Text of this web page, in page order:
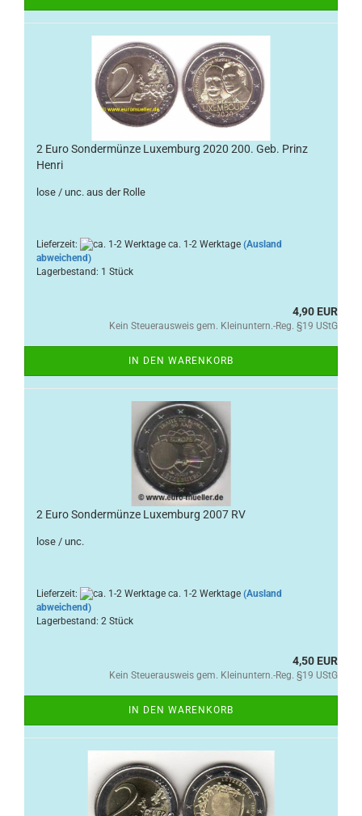
2 Euro Sondermünze Luxemburg 2020 200. Geb. Prinz
Henri
lose / unc. aus der Rolle
Lieferzeit: ca. 1-2 Werktage (Ausland
abweichend)
Lagerbestand: 1 Stück
4,90 EUR
Kein Steuerausweis gem. Kleinuntern.-Reg. §19 UStG
IN DEN WARENKORB
2 Euro Sondermünze Luxemburg 2007 RV
lose / unc.
Lieferzeit: ca. 1-2 Werktage (Ausland
abweichend)
Lagerbestand: 2 Stück
4,50 EUR
Kein Steuerausweis gem. Kleinuntern.-Reg. §19 UStG
IN DEN WARENKORB